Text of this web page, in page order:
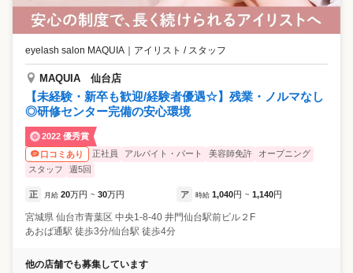
eyelash salon MAQUIA ｜ アイリスト / スタッフ
MAQUIA 仙台店
【未経験・新卒も歓迎/経験者優遇☆】残業・ノルマなし
◎研修センター完備の安心環境
2022 優秀賞
口コミあり
正社員 アルバイト・パート 美容師免許
オープニング
スタッフ
週5回
正 月給 20万円 ~ 30万円 ア 時給 1,040円 ~ 1,140円
宮城県 仙台市青葉区 中央1-8-40 井門仙台駅前ビル２F
あおば通駅 徒歩3分/仙台駅 徒歩4分
他の店舗でも募集しています